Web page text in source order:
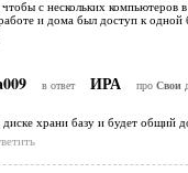
чтобы с нескольких компьютеров
и дома был доступ к одной
в ответ ИРА про Свои
диске храни базу и будет общий